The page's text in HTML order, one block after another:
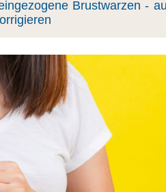
Brustwarzen -